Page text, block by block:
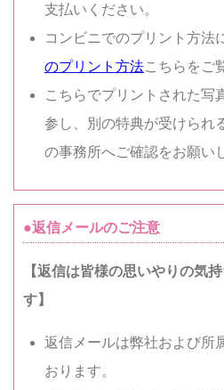
支払いください。
コンビニでのプリント方法
のプリント方法こちらをご
こちらでプリントされた写
参し、別の特典が受けられ
の事務所へご確認をお願い
●返信メールのご注意
【返信は皆様の思いやりの気
す】
返信メールは弊社および所
おります。